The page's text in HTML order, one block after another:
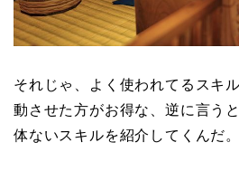
それじゃ、よく使われてるスキ
動させた方がお得な、逆に言う
体ないスキルを紹介してくんだ。